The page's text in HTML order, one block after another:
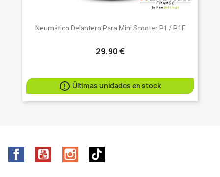
Neumático Delantero Para Mini Scooter P1 / P1F
29,90 €
 Últimas unidades en stock
FacebookYouTube Instagram